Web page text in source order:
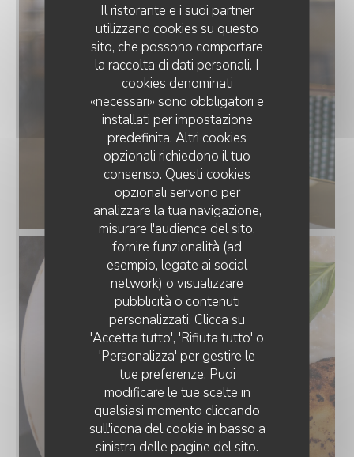
Il ristorante e i suoi partner
utilizzano cookies su questo
sito, che possono comportare
la raccolta di dati personali. I
cookies denominati
«necessari» sono obbligatori e
installati per impostazione
predefinita. Altri cookies
opzionali richiedono il tuo
consenso. Questi cookies
opzionali servono per
analizzare la tua navigazione,
misurare l'audience del sito,
fornire funzionalità (ad
esempio, legate ai social
network) o visualizzare
pubblicità o contenuti
personalizzati. Clicca su
'Accetta tutto', 'Rifiuta tutto' o
'Personalizza' per gestire le
tue preferenze. Puoi
modificare le tue scelte in
qualsiasi momento cliccando
sull'icona del cookie in basso a
sinistra delle pagine del sito.